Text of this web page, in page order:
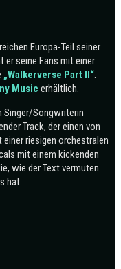
Europa-Teil seiner
er seine Fans mit einer
„Walkerverse Part II“.
Music erhältlich.
Singer/Songwriterin
Track, der einen von
riesigen orchestralen
mit einem kickenden
wie der Text vermuten
hat.